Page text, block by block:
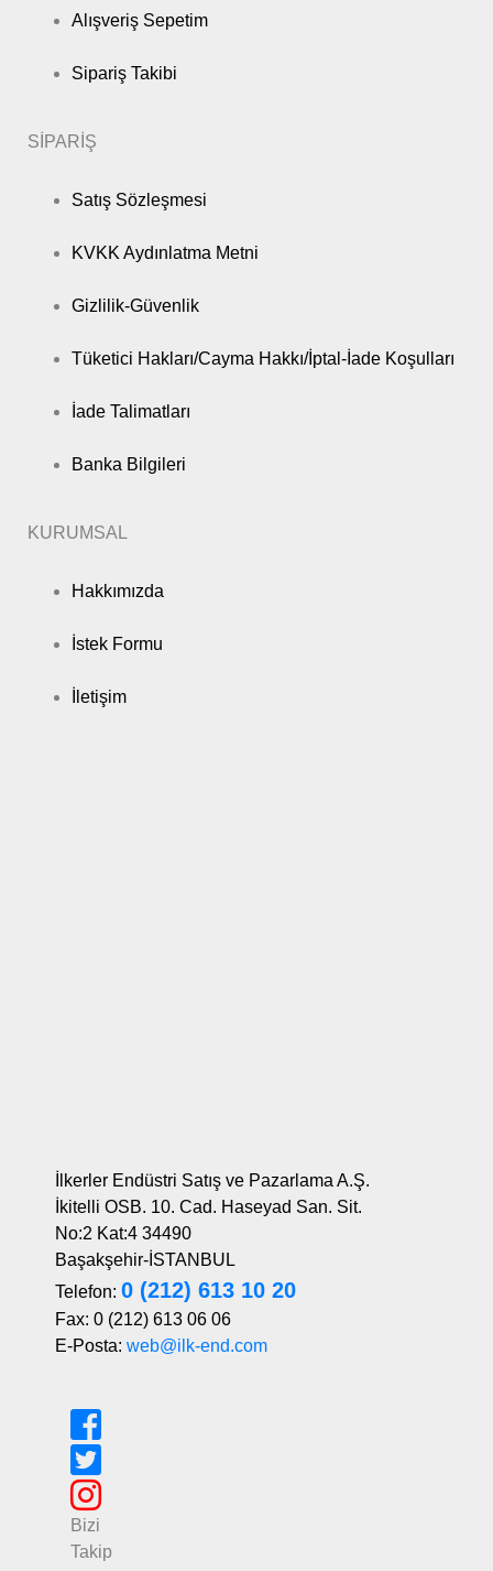
Alışveriş Sepetim
Sipariş Takibi
SİPARİŞ
Satış Sözleşmesi
KVKK Aydınlatma Metni
Gizlilik-Güvenlik
Tüketici Hakları/Cayma Hakkı/İptal-İade Koşulları
İade Talimatları
Banka Bilgileri
KURUMSAL
Hakkımızda
İstek Formu
İletişim
İlkerler Endüstri Satış ve Pazarlama A.Ş.
İkitelli OSB. 10. Cad. Haseyad San. Sit.
No:2 Kat:4 34490
Başakşehir-İSTANBUL
Telefon: 0 (212) 613 10 20
Fax: 0 (212) 613 06 06
E-Posta: web@ilk-end.com
Bizi
Takip